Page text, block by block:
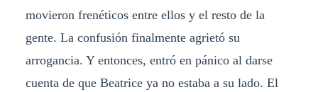
movieron frenéticos entre ellos y el resto de la
gente. La confusión finalmente agrietó su
arrogancia. Y entonces, entró en pánico al darse
cuenta de que Beatrice ya no estaba a su lado. El